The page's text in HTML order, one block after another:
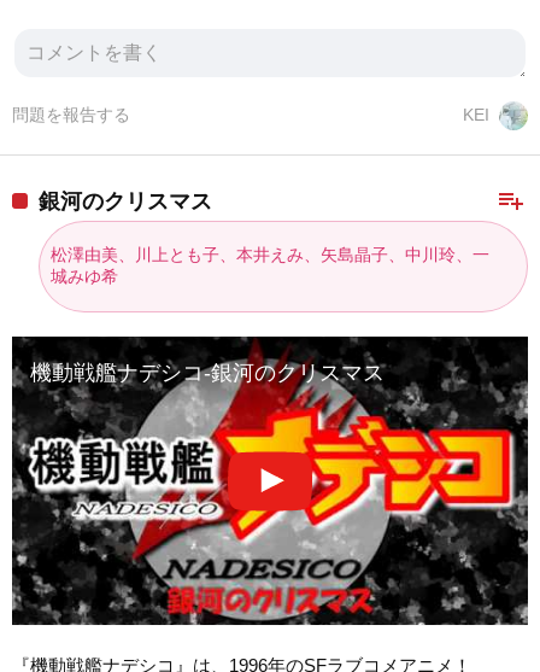
KEI
問題を報告する
playlist_add
銀河のクリスマス
松澤由美、川上とも子、本井えみ、矢島晶子、中川玲、一
城みゆ希
機動戦艦ナデシコ-銀河のクリスマス
『機動戦艦ナデシコ』は、1996年のSFラブコメアニメ！